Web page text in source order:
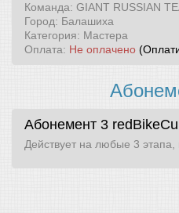
Команда: GIANT RUSSIAN
Город: Балашиха
Категория: Мастера
Оплата: Не оплачено
Абонемент 3
Действует на любые 3